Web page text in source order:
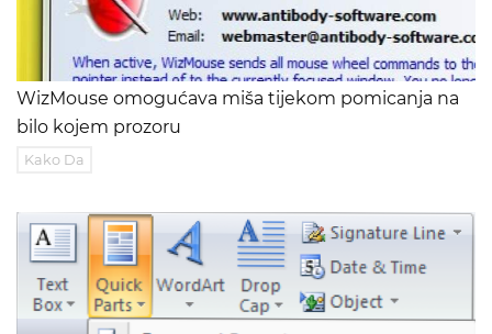
WizMouse omogućava miša tijekom pomicanja na
bilo kojem prozoru
Kako Da